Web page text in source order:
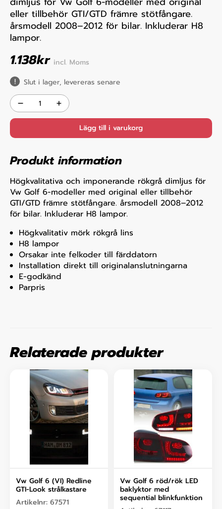
eller tillbehör GTI/GTD främre stötfångare.
årsmodell 2008–2012 för bilar. Inkluderar H8
lampor.
1.138kr incl. Moms
Slut i lager, levereras senare
Lägg till i varukorg
Produkt information
Högkvalitativa och imponerande rökgrå dimljus för
Vw Golf 6-modeller med original eller tillbehör
GTI/GTD främre stötfångare. årsmodell 2008–2012
för bilar. Inkluderar H8 lampor.
Högkvalitativ mörk rökgrå lins
H8 lampor
Orsakar inte felkoder till färddatorn
Installation direkt till originalanslutningarna
E-godkänd
Parpris
Relaterade produkter
Vw Golf 6 (VI) Redline
GTI-Look strålkastare
Artikelnr: 67571
Vw Golf 6 röd/rök LED
baklyktor med
sequential blinkfunktion